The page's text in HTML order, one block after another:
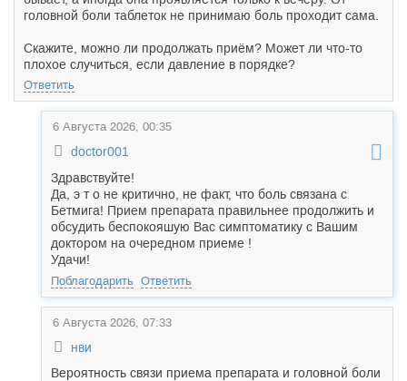
головной боли таблеток не принимаю боль проходит сама.
Скажите, можно ли продолжать приём? Может ли что-то
плохое случиться, если давление в порядке?
Ответить
6 Августа 2026, 00:35
doctor001
Здравствуйте!
Да, э т о не критично, не факт, что боль связана с
Бетмига! Прием препарата правильнее продолжить и
обсудить беспокояшую Вас симптоматику с Вашим
доктором на очередном приеме !
Удачи!
Поблагодарить Ответить
6 Августа 2026, 07:33
нви
Вероятность связи приема препарата и головной боли